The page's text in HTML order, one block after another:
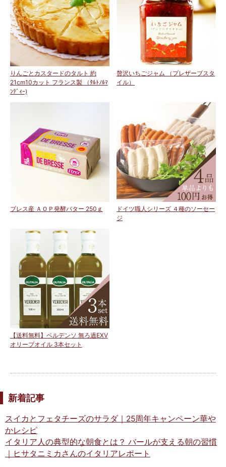
りんごとカスタードのタルト 約
21cm10カット フランス製 （ﾀﾙﾄﾉﾙﾏ
ﾝﾃﾞｨｰ)
贅沢いちごジャム （プレザーブスタ
イル）
ブレス産 ＡＯＰ発酵バター 250ｇ
ドイツ職人シリーズ ４種のソーセー
ジ
【送料無料】ベルデンソ 無ろ過EXV
オリーブオイル 3本セット
新着記事
スイカとフェタチーズのサラダ｜25周年キャンペーン華や
かレシピ
イタリア人の典型的な朝食とは？ バールが支える朝の習慣
｜ヒサタニミカさんのイタリアレポート